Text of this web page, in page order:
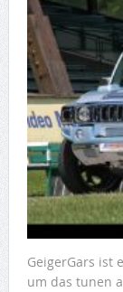
GeigerGars ist
um das tunen